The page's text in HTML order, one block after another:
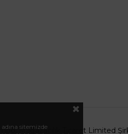
Mağazacılık Ticaret Limited
sitemizde